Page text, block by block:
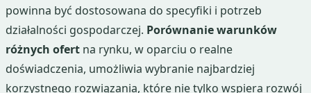
powinna być dostosowana do specyfiki i potrzeb
działalności gospodarczej. Porównanie warunków
różnych ofert na rynku, w oparciu o realne
doświadczenia, umożliwia wybranie najbardziej
korzystnego rozwiązania, które nie tylko wspiera rozwój